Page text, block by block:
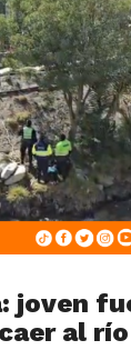
joven
al